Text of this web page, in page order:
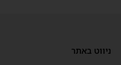
ניווט באתר